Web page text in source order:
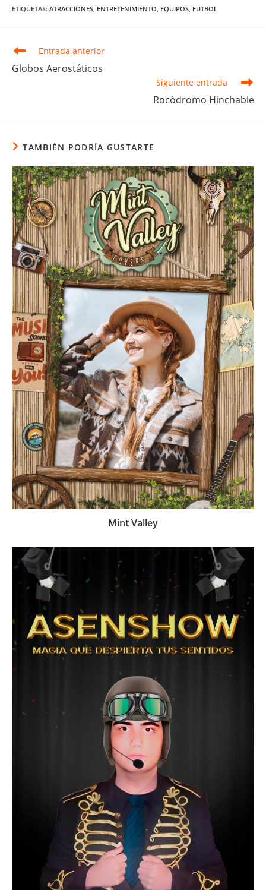
ETIQUETAS: ATRACCIÓNES ENTRETENIMIENTO EQUIPOS FUTBOL
Leer
artículos
Entrada anterior
Globos Aerostáticos
Siguiente entrada
Rocódromo Hinchable
TAMBIÉN PODRÍA GUSTARTE
Mint Valley